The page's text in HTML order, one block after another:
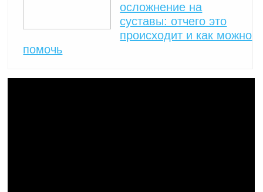
осложнение на
суставы: отчего это
происходит и как можно
помочь